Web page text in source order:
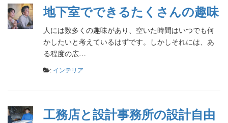
地下室でできるたくさんの趣味
人には数多くの趣味があり、空いた時間はいつでも何
かしたいと考えているはずです。しかしそれには、あ
る程度の広…
: インテリア
工務店と設計事務所の設計自由